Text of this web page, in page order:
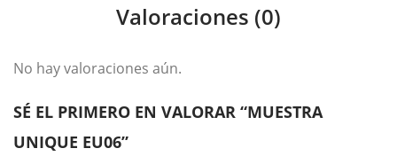
Valoraciones (0)
No hay valoraciones aún.
SÉ EL PRIMERO EN VALORAR “MUESTRA
UNIQUE EU06”